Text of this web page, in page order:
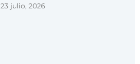
23 julio, 2026